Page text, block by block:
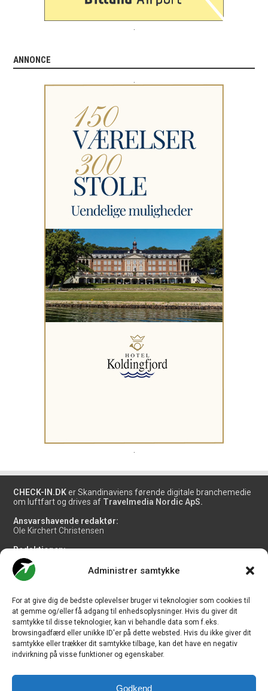
Administrer samtykke
For at give dig de bedste oplevelser bruger vi teknologier som cookies til
at gemme og/eller få adgang til enhedsoplysninger. Hvis du giver dit
samtykke til disse teknologier, kan vi behandle data som f.eks.
browsingadfærd eller unikke ID'er på dette websted. Hvis du ikke giver dit
samtykke eller trækker dit samtykke tilbage, kan det have en negativ
indvirkning på visse funktioner og egenskaber.
Godkend
ANNONCE
CHECK-IN.DK er Skandinaviens førende digitale branchemedie
om luftfart og drives af Travelmedia Nordic ApS.
Ansvarshavende redaktør:
Ole Kirchert Christensen
Redaktionen:
Christian Granhøj Skouboe
Henrik Baumgarten
Danny Longhi Andreasen
Salg og jobannoncer:
salg@travelmedianordic.com
Vi tager ansvar for indholdet og er tilmeldt